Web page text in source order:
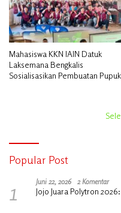
Mahasiswa KKN IAIN Datuk
Laksemana Bengkalis
Sosialisasikan Pembuatan Pupuk
Popular Post
1 Juni 22, 2026 2 Komentar
Jojo Juara Polytron